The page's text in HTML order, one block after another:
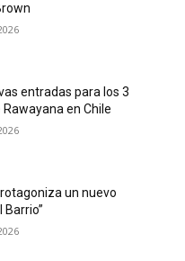
entradas para los 3
en Chile
un nuevo
Barrio”